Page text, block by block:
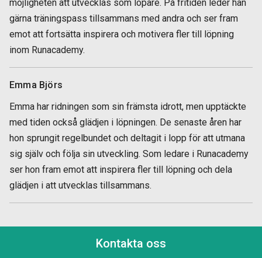
möjligheten att utvecklas som löpare. På fritiden leder han
gärna träningspass tillsammans med andra och ser fram
emot att fortsätta inspirera och motivera fler till löpning
inom Runacademy.
Emma Björs
Emma har ridningen som sin främsta idrott, men upptäckte
med tiden också glädjen i löpningen. De senaste åren har
hon sprungit regelbundet och deltagit i lopp för att utmana
sig själv och följa sin utveckling. Som ledare i Runacademy
ser hon fram emot att inspirera fler till löpning och dela
glädjen i att utvecklas tillsammans.
Kontakta oss